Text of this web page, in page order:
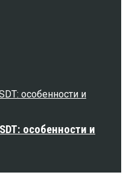
особенности и